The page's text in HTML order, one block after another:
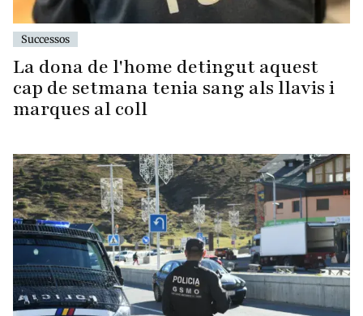
Successos
La dona de l'home detingut aquest
cap de setmana tenia sang als llavis i
marques al coll